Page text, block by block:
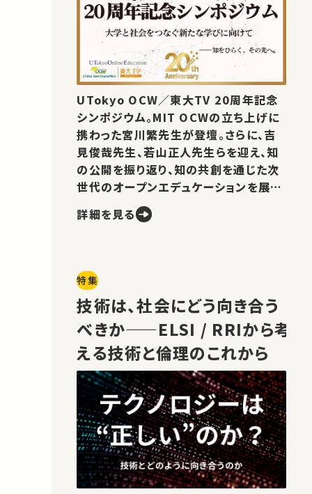
UTokyo OCW／東大TV 20周年記念
シンポジウム。MIT OCWの立ち上げに
携わった宮川繁先生が登壇。さらに、吉
見俊哉先生、若山正人先生らを迎え、知
の公開を振り返り、知の共創を通じた次
世代のオープンエデュケーションを展望
詳細を見る
特集
技術は、社会にどう向き合う
べきか——ELSI / RRIから考
える技術と倫理のこれから